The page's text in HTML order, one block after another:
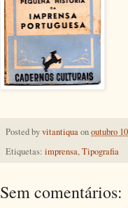
Posted byvitantiquaonoutubro
Etiquetas: imprensa,Tipografia
Sem comentários: